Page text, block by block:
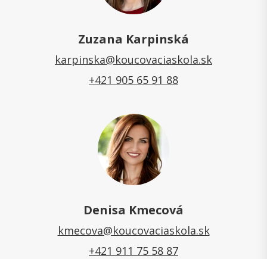
Zuzana Karpinská
karpinska@koucovaciaskola.sk
+421 905 65 91 88
Denisa Kmecová
kmecova@koucovaciaskola.sk
+421 911 75 58 87